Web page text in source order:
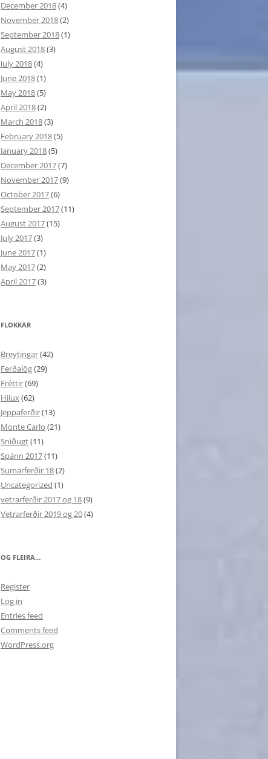
December 2018(4)
November 2018(2)
September 2018(1)
August 2018(3)
July 2018(4)
June 2018(1)
May 2018(5)
April 2018(2)
March 2018(3)
February 2018(5)
January 2018(5)
December 2017(7)
November 2017(9)
October 2017(6)
September 2017(11)
August 2017(15)
July 2017(3)
June 2017(1)
May 2017(2)
April 2017(3)
FLOKKAR
Breytingar(42)
Ferðalög(29)
Fréttir(69)
Hilux(62)
Jeppaferðir(13)
Monte Carlo (21)
Sniðugt(11)
Spánn 2017(11)
Sumarferðir 18(2)
Uncategorized (1)
vetrarferðir 2017 og 18(9)
Vetrarferðir 2019 og 20(4)
OG FLEIRA…
Register
Log in
Entries feed
Comments feed
WordPress.org